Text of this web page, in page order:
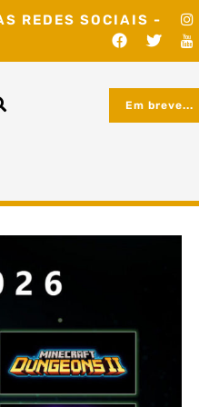
REDES SOCIAIS -
Em breve...